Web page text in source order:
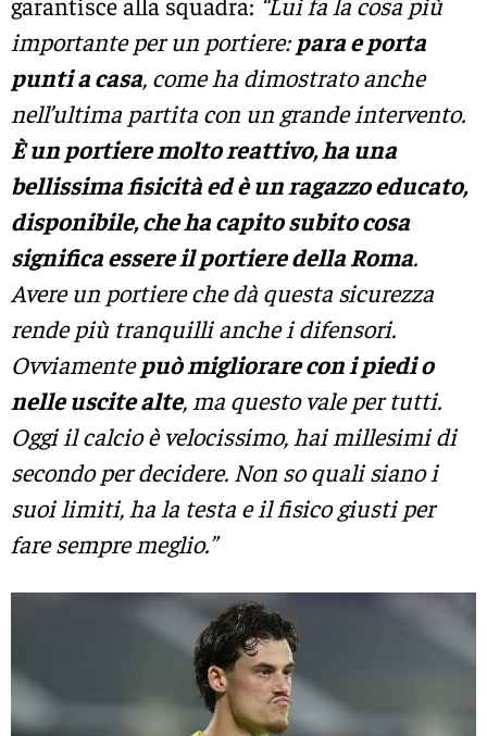
importante per un portiere: para e porta
punti a casa, come ha dimostrato anche
nell’ultima partita con un grande intervento.
È un portiere molto reattivo, ha una
bellissima fisicità ed è un ragazzo educato,
disponibile, che ha capito subito cosa
significa essere il portiere della Roma.
Avere un portiere che dà questa sicurezza
rende più tranquilli anche i difensori.
Ovviamentepuò migliorare con i piedi o
nelle uscite alte, ma questo vale per tutti.
Oggi il calcio è velocissimo, hai millesimi di
secondo per decidere. Non so quali siano i
suoi limiti, ha la testa e il fisico giusti per
fare sempre meglio.”